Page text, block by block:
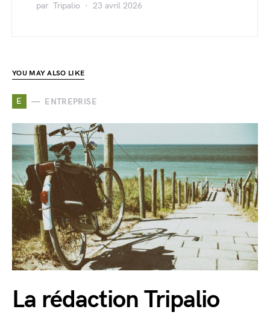
par Tripalio 23 avril 2026
YOU MAY ALSO LIKE
E ENTREPRISE
La rédaction Tripalio